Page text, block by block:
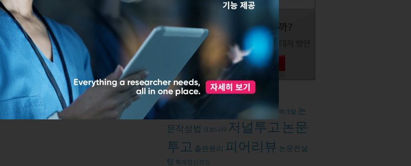
아봅니다. 에디터 심사부터 최종 결정까지, 저널 출판 과정
Related tags
오픈엑세스 논문작성 경력개발 논
문작성법
코로나19 저널투고 논문
투고 출판윤리 피어리뷰 논문컨설
팅 학계정신건강